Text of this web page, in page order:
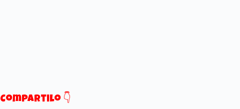
Compartilo 👇